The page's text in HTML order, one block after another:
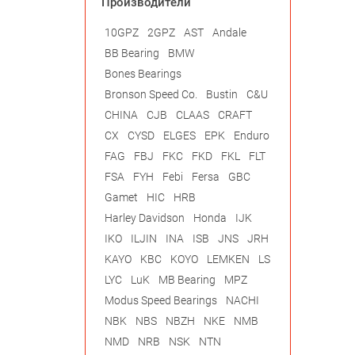
10GPZ 2GPZ AST
Andale
BB Bearing
BMW
Bones Bearings
Bronson Speed Co.
Bustin
C&U
CHINA
CJB CLAAS
CRAFT
CX
CYSD ELGES EPK
Enduro
FAG
FBJ FKC FKD FKL
FLT
FSA
FYH Febi Fersa
GBC
Gamet
HIC
HRB
Harley Davidson
Honda
IJK
IKO
ILJIN INA ISB JNS
JRH
KAYO
KBC KOYO LEMKEN
LS
LYC
LuK MB Bearing
MPZ
Modus Speed Bearings
NACHI
NBK
NBS NBZH NKE
NMB
NMD
NRB NSK NTN